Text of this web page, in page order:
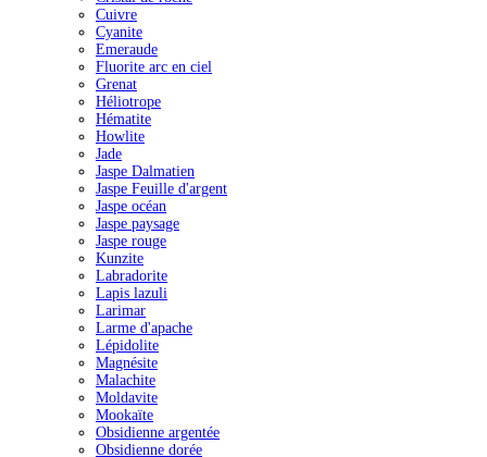
Cuivre
Cyanite
Emeraude
Fluorite arc en ciel
Grenat
Héliotrope
Hématite
Howlite
Jade
Jaspe Dalmatien
Jaspe Feuille d'argent
Jaspe océan
Jaspe paysage
Jaspe rouge
Kunzite
Labradorite
Lapis lazuli
Larimar
Larme d'apache
Lépidolite
Magnésite
Malachite
Moldavite
Mookaïte
Obsidienne argentée
Obsidienne dorée